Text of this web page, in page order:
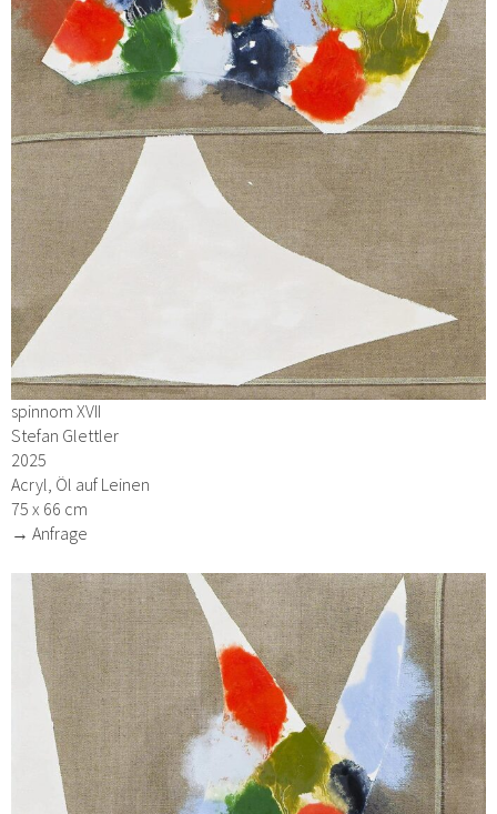
spinnom XVII
Stefan Glettler
2025
Acryl, Öl auf Leinen
75 x 66 cm
→ Anfrage